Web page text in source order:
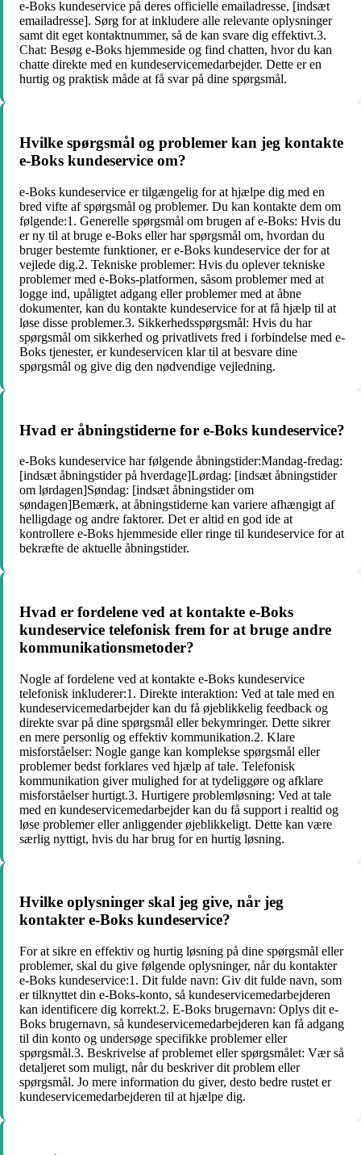
e-Boks kundeservice på deres officielle emailadresse, [indsæt
emailadresse]. Sørg for at inkludere alle relevante oplysninger
samt dit eget kontaktnummer, så de kan svare dig effektivt.3.
Chat: Besøg e-Boks hjemmeside og find chatten, hvor du kan
chatte direkte med en kundeservicemedarbejder. Dette er en
hurtig og praktisk måde at få svar på dine spørgsmål.
Hvilke spørgsmål og problemer kan jeg kontakte
e-Boks kundeservice om?
e-Boks kundeservice er tilgængelig for at hjælpe dig med en
bred vifte af spørgsmål og problemer. Du kan kontakte dem om
følgende:1. Generelle spørgsmål om brugen af e-Boks: Hvis du
er ny til at bruge e-Boks eller har spørgsmål om, hvordan du
bruger bestemte funktioner, er e-Boks kundeservice der for at
vejlede dig.2. Tekniske problemer: Hvis du oplever tekniske
problemer med e-Boks-platformen, såsom problemer med at
logge ind, upåligtet adgang eller problemer med at åbne
dokumenter, kan du kontakte kundeservice for at få hjælp til at
løse disse problemer.3. Sikkerhedsspørgsmål: Hvis du har
spørgsmål om sikkerhed og privatlivets fred i forbindelse med e-
Boks tjenester, er kundeservicen klar til at besvare dine
spørgsmål og give dig den nødvendige vejledning.
Hvad er åbningstiderne for e-Boks kundeservice?
e-Boks kundeservice har følgende åbningstider:Mandag-fredag:
[indsæt åbningstider på hverdage]Lørdag: [indsæt åbningstider
om lørdagen]Søndag: [indsæt åbningstider om
søndagen]Bemærk, at åbningstiderne kan variere afhængigt af
helligdage og andre faktorer. Det er altid en god ide at
kontrollere e-Boks hjemmeside eller ringe til kundeservice for at
bekræfte de aktuelle åbningstider.
Hvad er fordelene ved at kontakte e-Boks
kundeservice telefonisk frem for at bruge andre
kommunikationsmetoder?
Nogle af fordelene ved at kontakte e-Boks kundeservice
telefonisk inkluderer:1. Direkte interaktion: Ved at tale med en
kundeservicemedarbejder kan du få øjeblikkelig feedback og
direkte svar på dine spørgsmål eller bekymringer. Dette sikrer
en mere personlig og effektiv kommunikation.2. Klare
misforståelser: Nogle gange kan komplekse spørgsmål eller
problemer bedst forklares ved hjælp af tale. Telefonisk
kommunikation giver mulighed for at tydeliggøre og afklare
misforståelser hurtigt.3. Hurtigere problemløsning: Ved at tale
med en kundeservicemedarbejder kan du få support i realtid og
løse problemer eller anliggender øjeblikkeligt. Dette kan være
særlig nyttigt, hvis du har brug for en hurtig løsning.
Hvilke oplysninger skal jeg give, når jeg
kontakter e-Boks kundeservice?
For at sikre en effektiv og hurtig løsning på dine spørgsmål eller
problemer, skal du give følgende oplysninger, når du kontakter
e-Boks kundeservice:1. Dit fulde navn: Giv dit fulde navn, som
er tilknyttet din e-Boks-konto, så kundeservicemedarbejderen
kan identificere dig korrekt.2. E-Boks brugernavn: Oplys dit e-
Boks brugernavn, så kundeservicemedarbejderen kan få adgang
til din konto og undersøge specifikke problemer eller
spørgsmål.3. Beskrivelse af problemet eller spørgsmålet: Vær så
detaljeret som muligt, når du beskriver dit problem eller
spørgsmål. Jo mere information du giver, desto bedre rustet er
kundeservicemedarbejderen til at hjælpe dig.